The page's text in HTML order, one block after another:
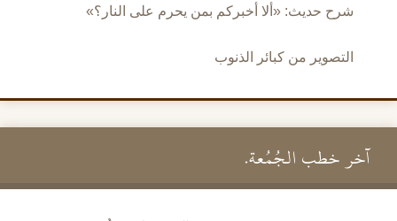
شرح حديث: «ألا أخبركم بمن يحرم على النار؟»
التصوير من كبائر الذنوب
آخر خطب الجُمُعة.